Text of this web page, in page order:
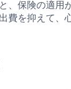
、保険の適用
費を抑えて、